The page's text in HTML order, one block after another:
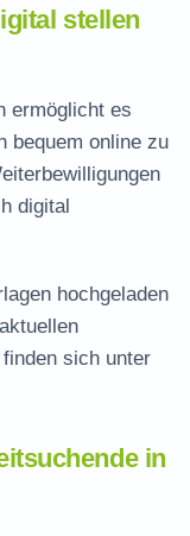
stellen
ermöglicht es
bequem online zu
digital
hochgeladen
sich unter
in